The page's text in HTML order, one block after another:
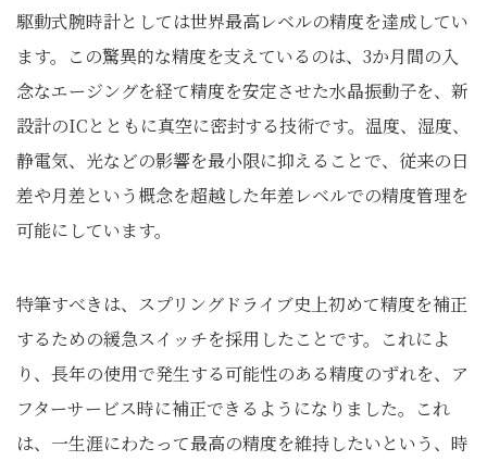
駆動式腕時計としては世界最高レベルの精度を達成してい
ます。この驚異的な精度を支えているのは、3か月間の入
念なエージングを経て精度を安定させた水晶振動子を、新
設計のICとともに真空に密封する技術です。温度、湿度、
静電気、光などの影響を最小限に抑えることで、従来の日
差や月差という概念を超越した年差レベルでの精度管理を
可能にしています。
特筆すべきは、スプリングドライブ史上初めて精度を補正
するための緩急スイッチを採用したことです。これによ
り、長年の使用で発生する可能性のある精度のずれを、ア
フターサービス時に補正できるようになりました。これ
は、一生涯にわたって最高の精度を維持したいという、時